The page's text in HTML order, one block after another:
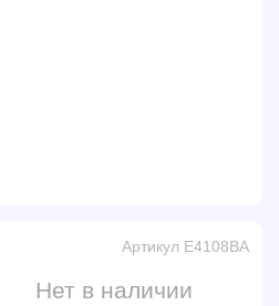
Артикул E4108BA
Нет в наличии